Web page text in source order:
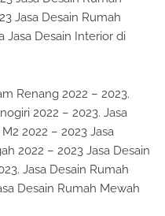
Jasa Desain Rumah
Jasa Desain Interior di
Renang 2022 – 2023.
2022 – 2023. Jasa
2022 – 2023 Jasa
2022 – 2023 Jasa Desain
Jasa Desain Rumah
Desain Rumah Mewah